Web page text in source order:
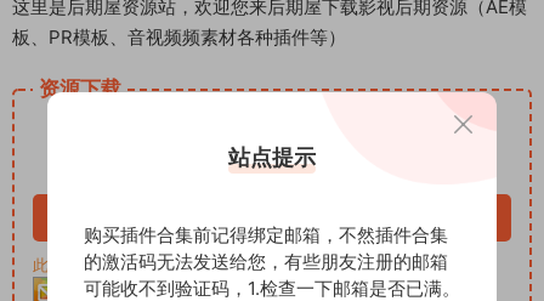
这里是后期屋资源站，欢迎您来后期屋下载影视后期资源（AE模
板、PR模板、音视频频素材各种插件等）
资源下载
VIP免费
此资源购买后30天内可下载。客服QQ：652268626
站点提示
购买插件合集前记得绑定邮箱，不然插件合集
的激活码无法发送给您，有些朋友注册的邮箱
可能收不到验证码，1.检查一下邮箱是否已满。